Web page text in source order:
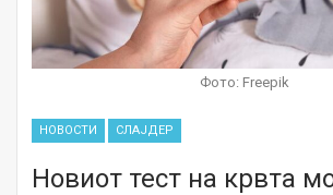
Фото: Freepik
НОВОСТИ СЛАЈДЕР
Новиот тест на крвта